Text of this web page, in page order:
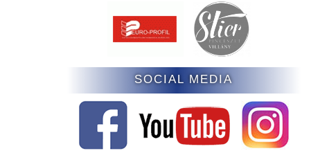
SOCIAL MEDIA